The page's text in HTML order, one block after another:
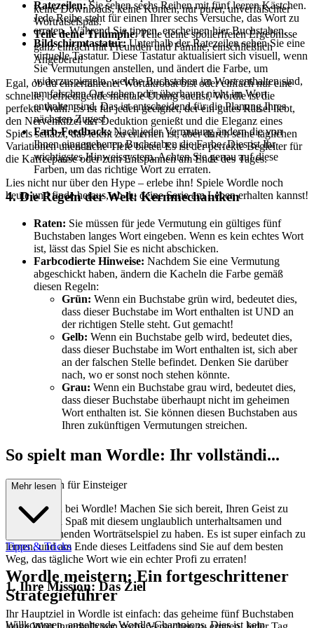
keine Downloads, keine Konten, nur purer, unverfälschter
Worträtselspaß.
Teile deine Triumphe: Teile deine spoilerfreien Ergebnisse
ganz einfach mit Freunden und Familie, einschließlich
Angeberei!
Egal, ob du ein erfahrener Wortakrobat bist oder einfach nur eine
schnelle, befriedigende mentale Übung suchst, Wordle ist die
perfekte Wahl. Es ist für jeden geeignet, der ein gutes Rätsel liebt,
den Nervenkitzel der Deduktion genießt und die Eleganz eines
Spiels schätzt, das leicht zu erlernen ist, aber durch seine täglichen
Variationen unendliche Tiefe bietet. Es ist der perfekte Begleiter für
die Kaffeepause oder zum Entspannen am Ende des Tages.
Lies nicht nur über den Hype – erlebe ihn! Spiele Wordle noch
heute und finde heraus, ob du deine Serie am Leben erhalten kannst!
Ratezeilen:Sie sehen sechs Reihen mit fünf leeren Kästchen.
Jede Reihe steht für einen Ihrer sechs Versuche, das Wort zu
erraten. Während Sie tippen, erscheinen hier Buchstaben.
Bildschirmtastatur:Unterhalb der Ratezeilen sehen Sie eine
virtuelle Tastatur. Diese Tastatur aktualisiert sich visuell, wenn
Sie Vermutungen anstellen, und ändert die Farbe, um
widerzuspiegeln, welche Buchstaben im Wort enthalten sind,
am falschen Ort stehen oder überhaupt nicht im Wort
enthalten sind. Das ist entscheidend für die Planung Ihres
nächsten Zuges!
Farb-Feedback:Nach jeder Vermutung ändern die von
Ihnen eingegebenen Buchstaben die Farbe. Dies ist Ihr
wichtigstes Hinweissystem. Achten Sie genau auf diese
Farben, um das richtige Wort zu erraten.
4. Die Regeln der Welt: Kernmechaniken
Raten: Sie müssen für jede Vermutung ein gültiges fünf
Buchstaben langes Wort eingeben. Wenn es kein echtes Wort
ist, lässt das Spiel Sie es nicht abschicken.
Farbcodierte Hinweise: Nachdem Sie eine Vermutung
abgeschickt haben, ändern die Kacheln die Farbe gemäß
diesen Regeln:
Grün: Wenn ein Buchstabe grün wird, bedeutet dies,
dass dieser Buchstabe im Wort enthalten ist UND an
der richtigen Stelle steht. Gut gemacht!
Gelb: Wenn ein Buchstabe gelb wird, bedeutet dies,
dass dieser Buchstabe im Wort enthalten ist, sich aber
an der falschen Stelle befindet. Denken Sie darüber
nach, wo er sonst noch stehen könnte.
Grau: Wenn ein Buchstabe grau wird, bedeutet dies,
dass dieser Buchstabe überhaupt nicht im geheimen
Wort enthalten ist. Sie können diesen Buchstaben aus
Ihren zukünftigen Vermutungen streichen.
So spielt man Wordle: Ihr vollständi...
ger Leitfaden für Einsteiger
Willkommen bei Wordle! Machen Sie sich bereit, Ihren Geist zu
schärfen und Spaß mit diesem unglaublich unterhaltsamen und
süchtig machenden Worträtselspiel zu haben. Es ist super einfach zu
lernen, und am Ende dieses Leitfadens sind Sie auf dem besten
Weg, das tägliche Wort wie ein echter Profi zu erraten!
1. Ihre Mission: Das Ziel
Ihr Hauptziel in Wordle ist einfach: das geheime fünf Buchstaben
Mehr lesen
Tipps & Tricks
Wordle meistern: Ein fortgeschrittener
Strategieführer
Willkommen, angehende Wordle-Champions. Dies ist kein